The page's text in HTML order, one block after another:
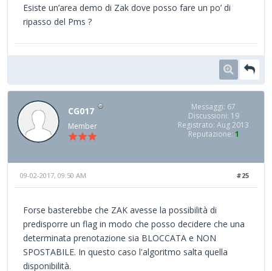
Esiste un’area demo di Zak dove posso fare un po’ di
ripasso del Pms ?
CG017
Member
Messaggi: 67
Discussioni: 19
Registrato: Aug 2013
Reputazione: 1
#25
09-02-2017, 09:50 AM
Forse basterebbe che ZAK avesse la possibilità di
predisporre un flag in modo che posso decidere che una
determinata prenotazione sia BLOCCATA e NON
SPOSTABILE. In questo caso l'algoritmo salta quella
disponibilità.